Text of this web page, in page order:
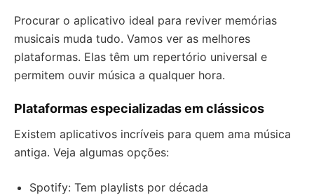
Procurar o aplicativo ideal para reviver memórias
musicais muda tudo. Vamos ver as melhores
plataformas. Elas têm um repertório universal e
permitem ouvir música a qualquer hora.
Plataformas especializadas em clássicos
Existem aplicativos incríveis para quem ama música
antiga. Veja algumas opções:
Spotify: Tem playlists por década